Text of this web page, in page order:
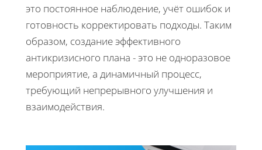
это постоянное наблюдение, учёт ошибок и
готовность корректировать подходы. Таким
образом, создание эффективного
антикризисного плана - это не одноразовое
мероприятие, а динамичный процесс,
требующий непрерывного улучшения и
взаимодействия.